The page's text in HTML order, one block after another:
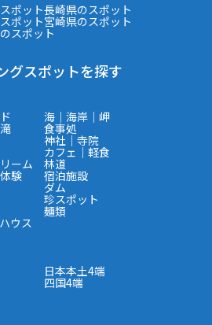
ポット長崎県のスポット
ポット宮崎県のスポット
スポット
グスポットを探す
海｜海岸｜岬
食事処
神社｜寺院
カフェ｜軽食
ーム 林道
験 宿泊施設
ダム
珍スポット
麺類
ウス
日本本土4端
四国4端